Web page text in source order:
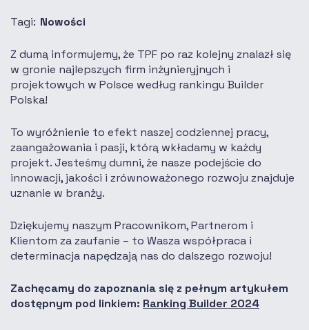
Tagi: Nowości
Z dumą informujemy, że TPF po raz kolejny znalazł się
w gronie najlepszych firm inżynieryjnych i
projektowych w Polsce według rankingu Builder
Polska!
To wyróżnienie to efekt naszej codziennej pracy,
zaangażowania i pasji, którą wkładamy w każdy
projekt. Jesteśmy dumni, że nasze podejście do
innowacji, jakości i zrównoważonego rozwoju znajduje
uznanie w branży.
Dziękujemy naszym Pracownikom, Partnerom i
Klientom za zaufanie – to Wasza współpraca i
determinacja napędzają nas do dalszego rozwoju!
Zachęcamy do zapoznania się z pełnym artykułem
dostępnym pod linkiem: Ranking Builder 2024